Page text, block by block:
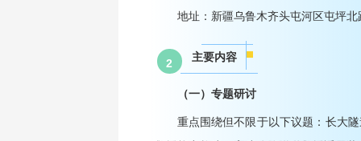
地址：新疆乌鲁木齐头屯河区屯坪
2 主要内容
（一）专题研讨
重点围绕但不限于以下议题：长大